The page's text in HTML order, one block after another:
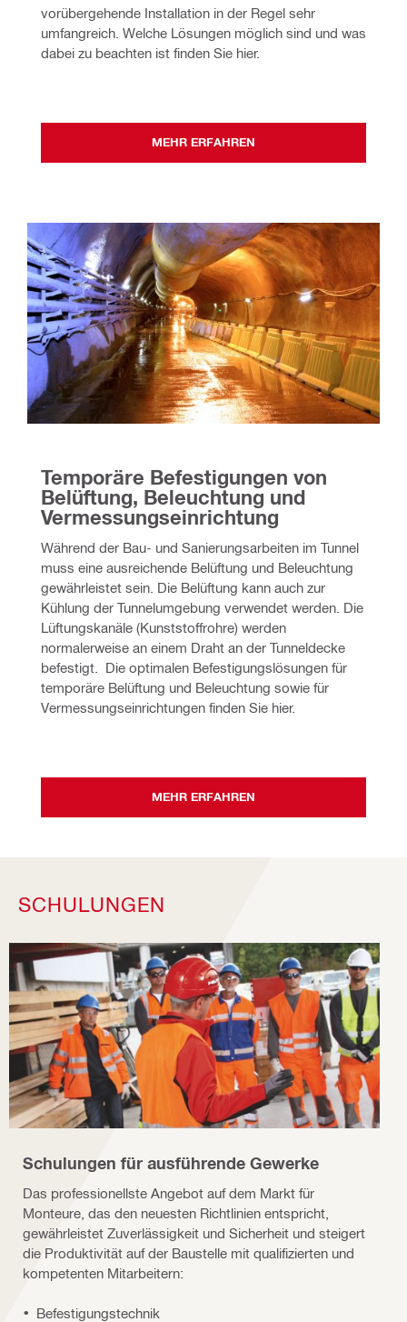
vorübergehende Installation in der Regel sehr
umfangreich. Welche Lösungen möglich sind und was
dabei zu beachten ist finden Sie hier.
MEHR ERFAHREN
Temporäre Befestigungen von
Belüftung, Beleuchtung und
Vermessungseinrichtung
Während der Bau- und Sanierungsarbeiten im Tunnel
muss eine ausreichende Belüftung und Beleuchtung
gewährleistet sein. Die Belüftung kann auch zur
Kühlung der Tunnelumgebung verwendet werden. Die
Lüftungskanäle (Kunststoffrohre) werden
normalerweise an einem Draht an der Tunneldecke
befestigt.  Die optimalen Befestigungslösungen für
temporäre Belüftung und Beleuchtung sowie für
Vermessungseinrichtungen finden Sie hier.
MEHR ERFAHREN
SCHULUNGEN
Schulungen für ausführende Gewerke
Das professionellste Angebot auf dem Markt für
Monteure, das den neuesten Richtlinien entspricht,
gewährleistet Zuverlässigkeit und Sicherheit und steigert
die Produktivität auf der Baustelle mit qualifizierten und
kompetenten Mitarbeitern:
Befestigungstechnik